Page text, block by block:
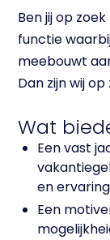
Ben jij op
functie
meebouwt
Dan zijn wij
Wat
Een vast
en
Een